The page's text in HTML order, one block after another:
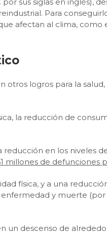
Para
afectan al clima, como
otros logros para la
la reducción de
reducción en los niveles
millones de defunciones
física, y a una
enfermedad y muerte
un descenso de